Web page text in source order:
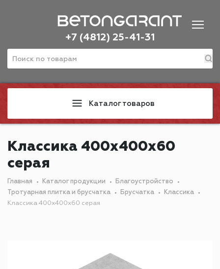
+7 (4812) 25-41-31
Каталог товаров
Классика 400х400х60
серая
Главная Каталог продукции
Благоустройство
Тротуарная плитка и брусчатка
Брусчатка
Классика
Классика 400х400х60 серая